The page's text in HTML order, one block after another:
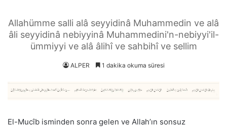
Allahümme salli alâ seyyidinâ Muhammedin ve alâ
âli seyyidinâ nebiyyinâ Muhammedini'n-nebiyyi'il-
ümmiyyi ve alâ âlihî ve sahbihî ve sellim
ALPER 1 dakika okuma süresi
El-Mucîb isminden sonra gelen ve Allah’ın sonsuz